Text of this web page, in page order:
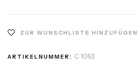
ZUR WUNSCHLISTE HINZUFÜGEN
ARTIKELNUMMER: C 1063